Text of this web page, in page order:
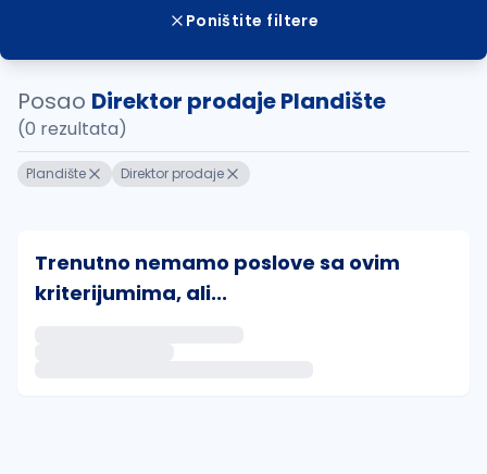
Poništite filtere
Posao Direktor prodaje Plandište
(0 rezultata)
Plandište Direktor prodaje
Trenutno nemamo poslove sa ovim
kriterijumima, ali...